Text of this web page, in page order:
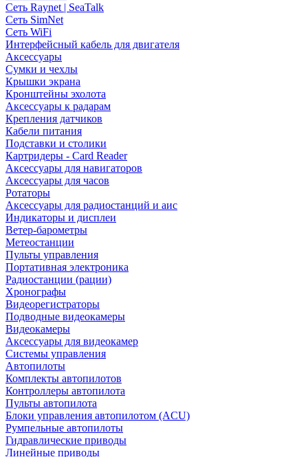
Сеть Raynet | SeaTalk
Сеть SimNet
Сеть WiFi
Интерфейсный кабель для двигателя
Аксессуары
Сумки и чехлы
Крышки экрана
Кронштейны эхолота
Аксессуары к радарам
Крепления датчиков
Кабели питания
Подставки и столики
Картридеры - Card Reader
Аксессуары для навигаторов
Аксессуары для часов
Ротаторы
Аксессуары для радиостанций и аис
Индикаторы и дисплеи
Ветер-барометры
Метеостанции
Пульты управления
Портативная электроника
Радиостанции (рации)
Хронографы
Видеорегистраторы
Подводные видеокамеры
Видеокамеры
Аксессуары для видеокамер
Системы управления
Автопилоты
Комплекты автопилотов
Контроллеры автопилота
Пульты автопилота
Блоки управления автопилотом (ACU)
Румпельные автопилоты
Гидравлические приводы
Линейные приводы